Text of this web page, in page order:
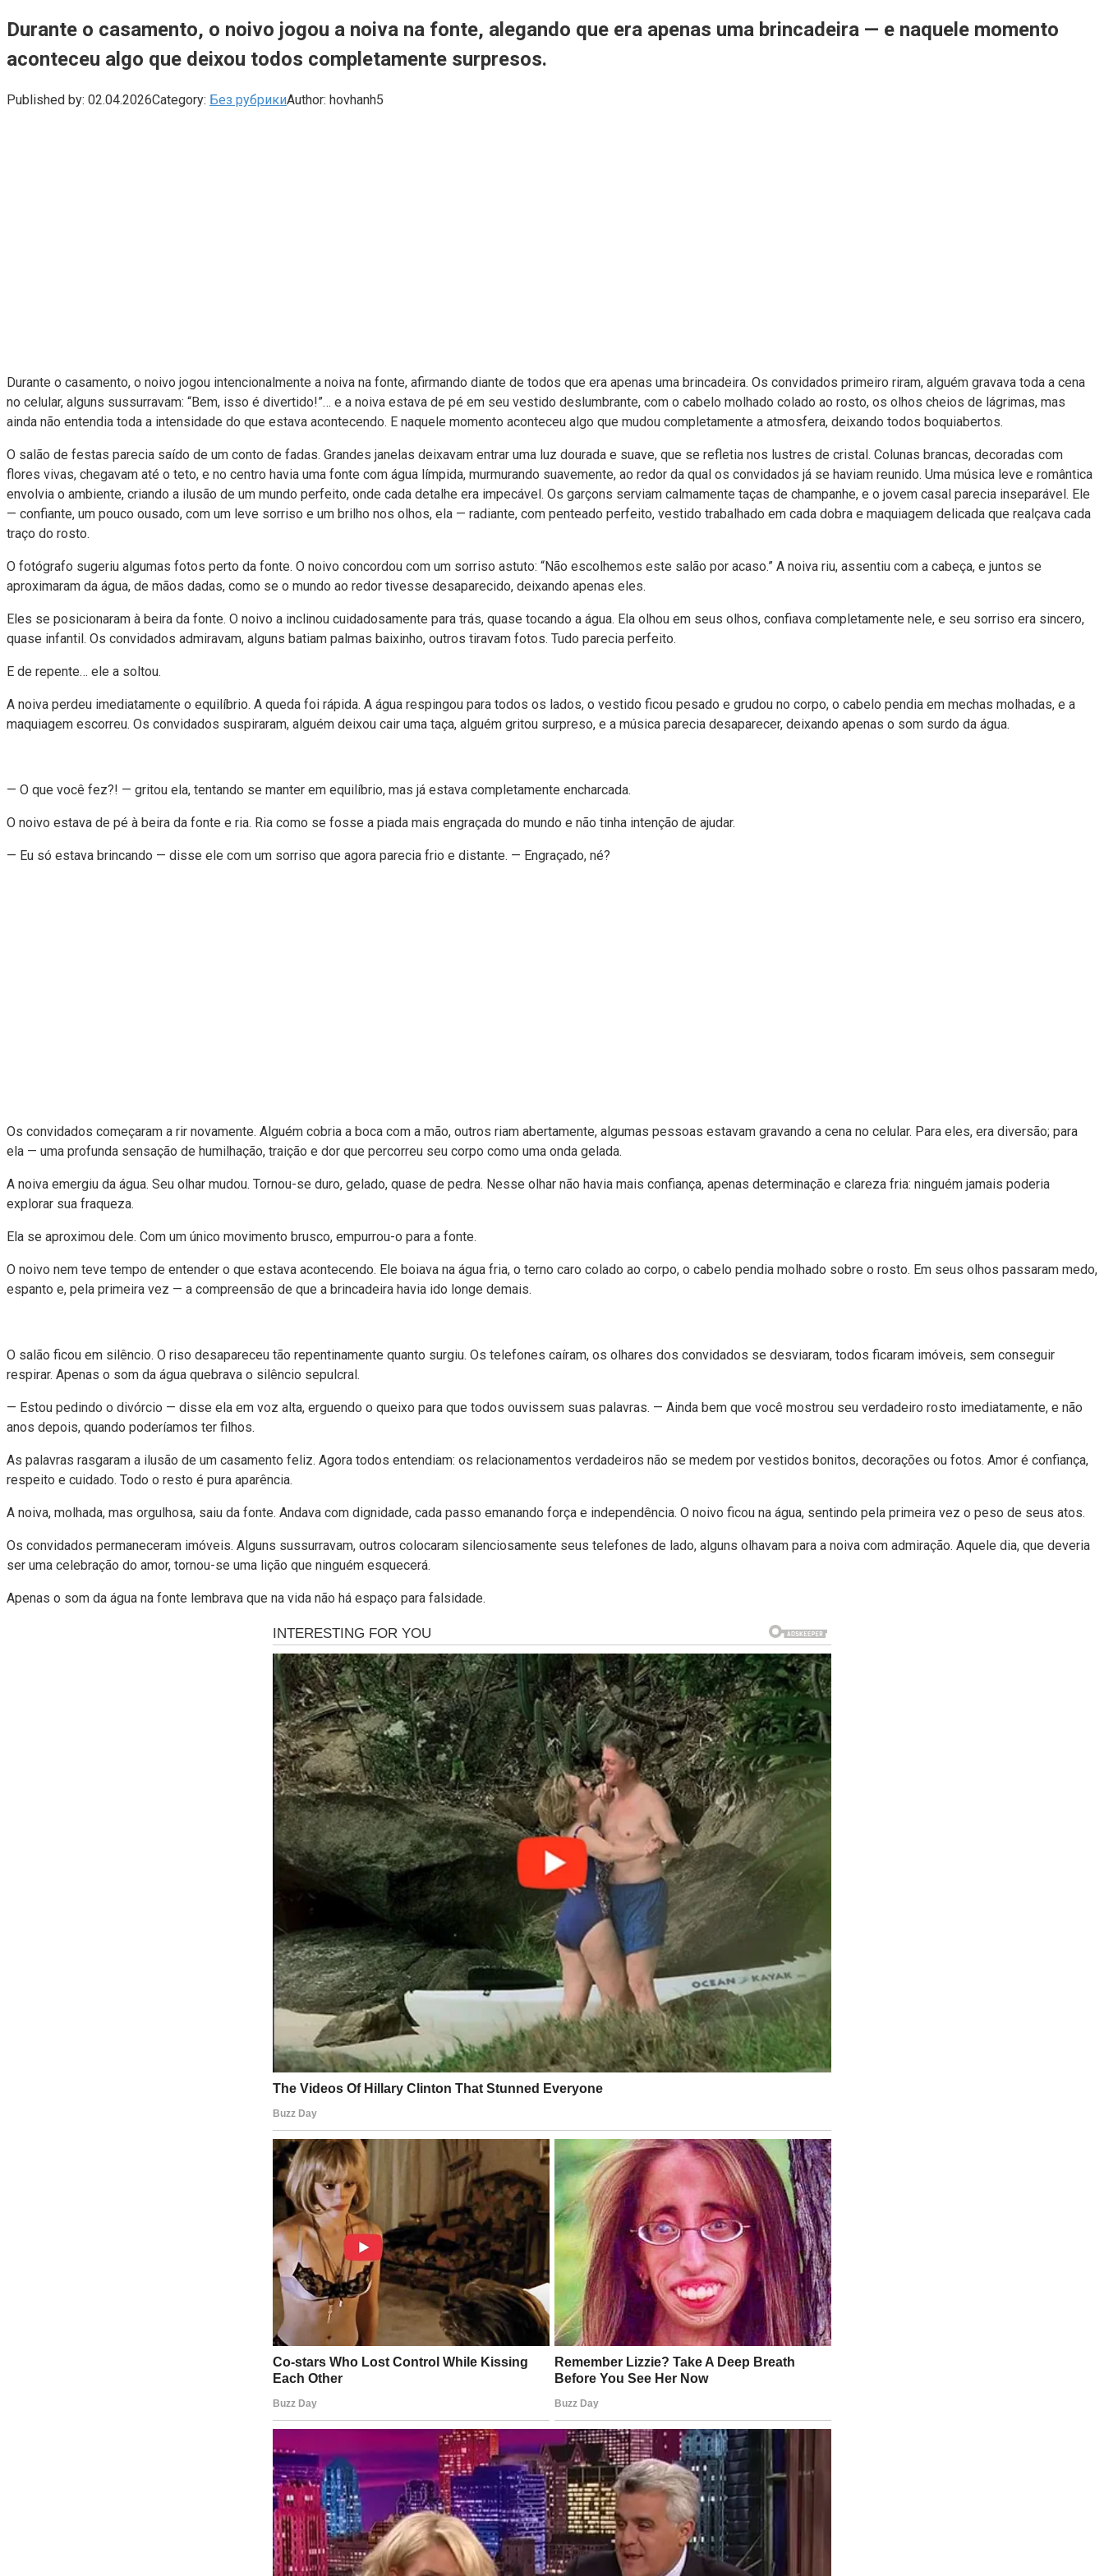
Durante o casamento, o noivo jogou a noiva na fonte, alegando que era apenas uma brincadeira — e naquele momento
aconteceu algo que deixou todos completamente surpresos.
Published by: 02.04.2026Category: Без рубрикиAuthor: hovhanh5
Durante o casamento, o noivo jogou intencionalmente a noiva na fonte, afirmando diante de todos que era apenas uma brincadeira. Os convidados primeiro riram, alguém gravava toda a cena
no celular, alguns sussurravam: “Bem, isso é divertido!”… e a noiva estava de pé em seu vestido deslumbrante, com o cabelo molhado colado ao rosto, os olhos cheios de lágrimas, mas
ainda não entendia toda a intensidade do que estava acontecendo. E naquele momento aconteceu algo que mudou completamente a atmosfera, deixando todos boquiabertos.
O salão de festas parecia saído de um conto de fadas. Grandes janelas deixavam entrar uma luz dourada e suave, que se refletia nos lustres de cristal. Colunas brancas, decoradas com
flores vivas, chegavam até o teto, e no centro havia uma fonte com água límpida, murmurando suavemente, ao redor da qual os convidados já se haviam reunido. Uma música leve e romântica
envolvia o ambiente, criando a ilusão de um mundo perfeito, onde cada detalhe era impecável. Os garçons serviam calmamente taças de champanhe, e o jovem casal parecia inseparável. Ele
— confiante, um pouco ousado, com um leve sorriso e um brilho nos olhos, ela — radiante, com penteado perfeito, vestido trabalhado em cada dobra e maquiagem delicada que realçava cada
traço do rosto.
O fotógrafo sugeriu algumas fotos perto da fonte. O noivo concordou com um sorriso astuto: “Não escolhemos este salão por acaso.” A noiva riu, assentiu com a cabeça, e juntos se
aproximaram da água, de mãos dadas, como se o mundo ao redor tivesse desaparecido, deixando apenas eles.
Eles se posicionaram à beira da fonte. O noivo a inclinou cuidadosamente para trás, quase tocando a água. Ela olhou em seus olhos, confiava completamente nele, e seu sorriso era sincero,
quase infantil. Os convidados admiravam, alguns batiam palmas baixinho, outros tiravam fotos. Tudo parecia perfeito.
E de repente… ele a soltou.
A noiva perdeu imediatamente o equilíbrio. A queda foi rápida. A água respingou para todos os lados, o vestido ficou pesado e grudou no corpo, o cabelo pendia em mechas molhadas, e a
maquiagem escorreu. Os convidados suspiraram, alguém deixou cair uma taça, alguém gritou surpreso, e a música parecia desaparecer, deixando apenas o som surdo da água.
— O que você fez?! — gritou ela, tentando se manter em equilíbrio, mas já estava completamente encharcada.
O noivo estava de pé à beira da fonte e ria. Ria como se fosse a piada mais engraçada do mundo e não tinha intenção de ajudar.
— Eu só estava brincando — disse ele com um sorriso que agora parecia frio e distante. — Engraçado, né?
Os convidados começaram a rir novamente. Alguém cobria a boca com a mão, outros riam abertamente, algumas pessoas estavam gravando a cena no celular. Para eles, era diversão; para
ela — uma profunda sensação de humilhação, traição e dor que percorreu seu corpo como uma onda gelada.
A noiva emergiu da água. Seu olhar mudou. Tornou-se duro, gelado, quase de pedra. Nesse olhar não havia mais confiança, apenas determinação e clareza fria: ninguém jamais poderia
explorar sua fraqueza.
Ela se aproximou dele. Com um único movimento brusco, empurrou-o para a fonte.
O noivo nem teve tempo de entender o que estava acontecendo. Ele boiava na água fria, o terno caro colado ao corpo, o cabelo pendia molhado sobre o rosto. Em seus olhos passaram medo,
espanto e, pela primeira vez — a compreensão de que a brincadeira havia ido longe demais.
O salão ficou em silêncio. O riso desapareceu tão repentinamente quanto surgiu. Os telefones caíram, os olhares dos convidados se desviaram, todos ficaram imóveis, sem conseguir
respirar. Apenas o som da água quebrava o silêncio sepulcral.
— Estou pedindo o divórcio — disse ela em voz alta, erguendo o queixo para que todos ouvissem suas palavras. — Ainda bem que você mostrou seu verdadeiro rosto imediatamente, e não
anos depois, quando poderíamos ter filhos.
As palavras rasgaram a ilusão de um casamento feliz. Agora todos entendiam: os relacionamentos verdadeiros não se medem por vestidos bonitos, decorações ou fotos. Amor é confiança,
respeito e cuidado. Todo o resto é pura aparência.
A noiva, molhada, mas orgulhosa, saiu da fonte. Andava com dignidade, cada passo emanando força e independência. O noivo ficou na água, sentindo pela primeira vez o peso de seus atos.
Os convidados permaneceram imóveis. Alguns sussurravam, outros colocaram silenciosamente seus telefones de lado, alguns olhavam para a noiva com admiração. Aquele dia, que deveria
ser uma celebração do amor, tornou-se uma lição que ninguém esquecerá.
Apenas o som da água na fonte lembrava que na vida não há espaço para falsidade.